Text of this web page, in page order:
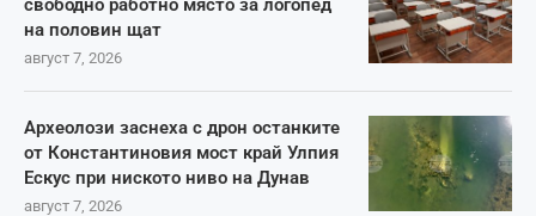
свободно работно място за логопед
на половин щат
август 7, 2026
Археолози заснеха с дрон останките
от Константиновия мост край Улпия
Ескус при ниското ниво на Дунав
август 7, 2026